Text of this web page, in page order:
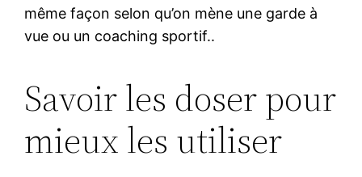
même façon selon qu’on mène une garde à
vue ou un coaching sportif..
Savoir les doser pour
mieux les utiliser